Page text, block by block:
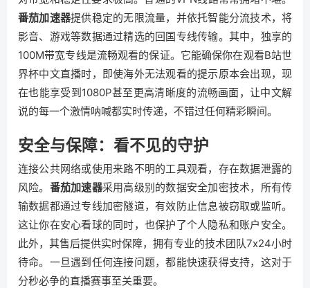
番茄加速器提供稳定的无限流量，并依托智能分流技术，将
影音、游戏等数据通过精选的回国专线传输。其中，独享的
100M带宽专线是流畅观看的保证。它能确保你在观看B站世
界杯中文直播时，即使海外无法观看的提示原本会出现，现
在也能享受到1080P甚至更高清晰度的流畅画面，让中文解
说的每一个激情呐喊都实时传递，不错过任何精彩瞬间。
安全与保障：看不见的守护
连接公共网络或使用来路不明的工具观看，存在数据泄露的
风险。 番茄加速器采用高级别的数据安全加密技术，所有传
输数据都通过专线加密隧道，有效防止信息被窃取或监听。
这让你在安心看球的同时，也保护了个人隐私和账户安全。
此外，其售后提供实时保障，拥有专业的技术团队7x24小时
待命。一旦遇到任何连接问题，都能快速获得支持，这对于
分秒必争的直播赛事至关重要。